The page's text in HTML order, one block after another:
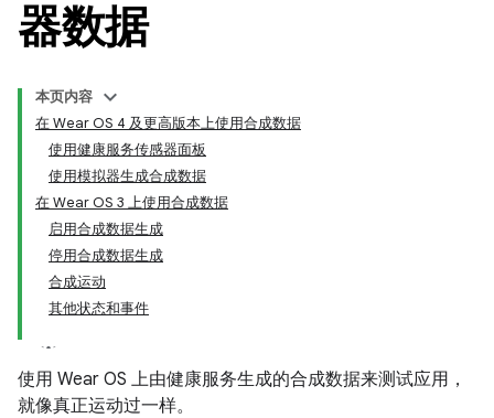
器数据
本页内容
在 Wear OS 4 及更高版本上使用合成数据
使用健康服务传感器面板
使用模拟器生成合成数据
在 Wear OS 3 上使用合成数据
启用合成数据生成
停用合成数据生成
合成运动
其他状态和事件
使用 Wear OS 上由健康服务生成的合成数据来测试应用，
就像真正运动过一样。